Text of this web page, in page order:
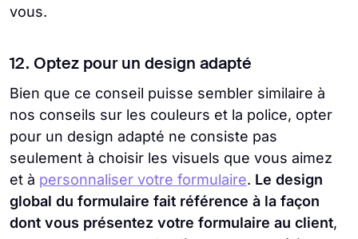
vous.
12. Optez pour un design adapté
Bien que ce conseil puisse sembler similaire à
nos conseils sur les couleurs et la police, opter
pour un design adapté ne consiste pas
seulement à choisir les visuels que vous aimez
et à personnaliser votre formulaire. Le design
global du formulaire fait référence à la façon
dont vous présentez votre formulaire au client,